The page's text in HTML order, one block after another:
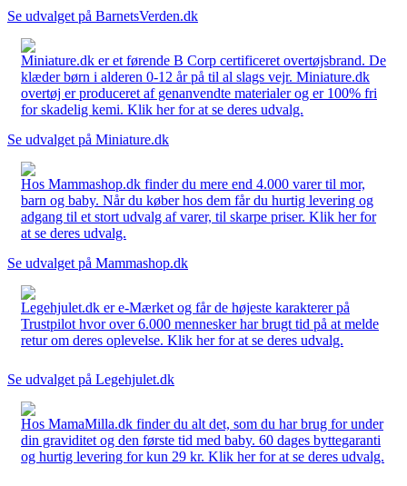
Se udvalget på BarnetsVerden.dk
Miniature.dk er et førende B Corp certificeret overtøjsbrand. De
klæder børn i alderen 0-12 år på til al slags vejr. Miniature.dk
overtøj er produceret af genanvendte materialer og er 100% fri
for skadelig kemi. Klik her for at se deres udvalg.
Se udvalget på Miniature.dk
Hos Mammashop.dk finder du mere end 4.000 varer til mor,
barn og baby. Når du køber hos dem får du hurtig levering og
adgang til et stort udvalg af varer, til skarpe priser. Klik her for
at se deres udvalg.
Se udvalget på Mammashop.dk
Legehjulet.dk er e-Mærket og får de højeste karakterer på
Trustpilot hvor over 6.000 mennesker har brugt tid på at melde
retur om deres oplevelse. Klik her for at se deres udvalg.
Se udvalget på Legehjulet.dk
Hos MamaMilla.dk finder du alt det, som du har brug for under
din graviditet og den første tid med baby. 60 dages byttegaranti
og hurtig levering for kun 29 kr. Klik her for at se deres udvalg.